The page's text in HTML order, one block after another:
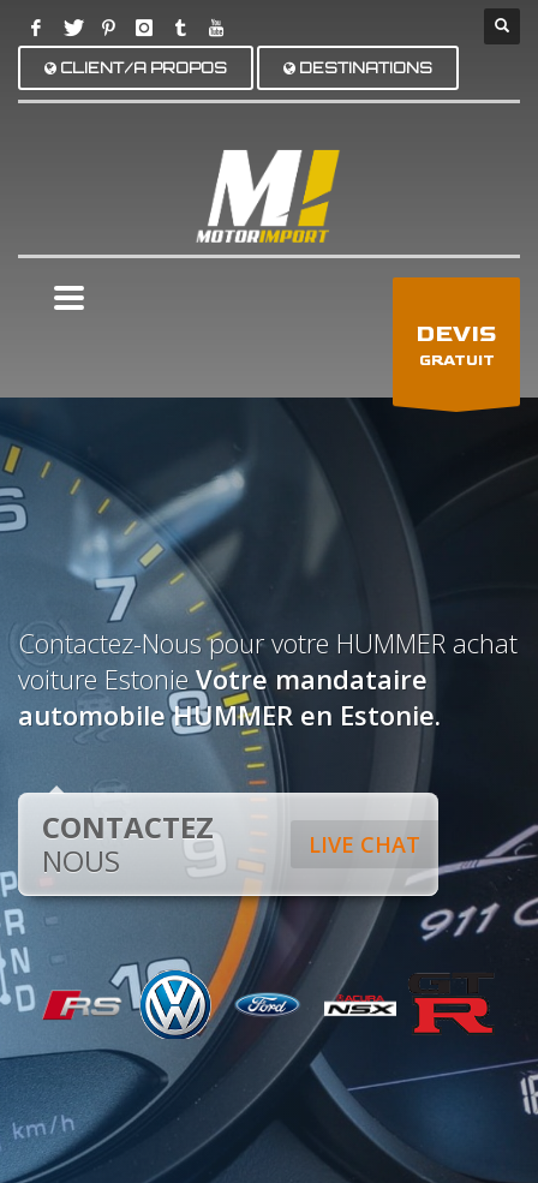
CLIENT/A PROPOS DESTINATIONS
DEVIS
GRATUIT
Contactez-Nous pour votre HUMMER achat
voiture EstonieVotre mandataire
automobile HUMMER en Estonie.
LIVE CHAT
CONTACTEZ
NOUS